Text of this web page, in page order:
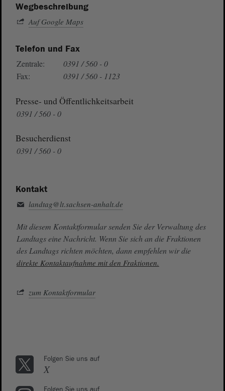
Wegbeschreibung
Auf Google Maps
Telefon und Fax
Zentrale:
0391 / 560 - 0
Fax:
0391 / 560 - 1123
Presse- und Öffentlichkeitsarbeit
0391 / 560 - 0
Besucherdienst
0391 / 560 - 0
Kontakt
landtag@lt.sachsen-anhalt.de
Mit diesem Kontaktformular senden Sie der Verwaltung des
Landtags eine Nachricht. Wenn Sie sich an die Fraktionen
des Landtags richten möchten, dann empfehlen wir die
direkte Kontaktaufnahme mit den Fraktionen.
zum Kontaktformular
Folgen Sie uns auf
X